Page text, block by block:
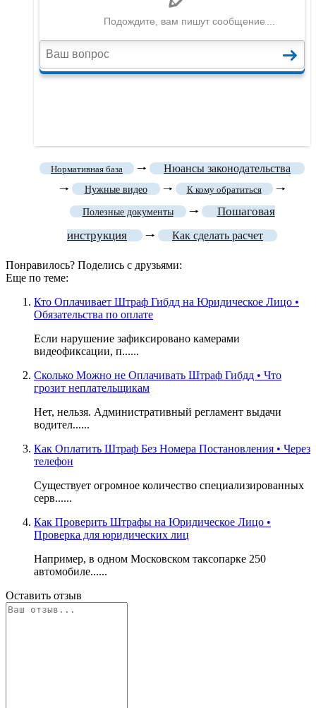
Нормативная база 🠒
Нюансы законодательства
🠒
Нужные видео 🠒 К кому обратиться 🠒
Полезные документы 🠒
Пошаговая
инструкция
🠒 Как сделать расчет
Понравилось? Поделись с друзьями:
Еще по теме:
Кто Оплачивает Штраф Гибдд на Юридическое Лицо •
Обязательства по оплате
Если нарушение зафиксировано камерами
видеофиксации, п......
Сколько Можно не Оплачивать Штраф Гибдд • Что
грозит неплательщикам
Нет, нельзя. Административный регламент выдачи
водител......
Как Оплатить Штраф Без Номера Постановления • Через
телефон
Существует огромное количество специализированных
серв......
Как Проверить Штрафы на Юридическое Лицо •
Проверка для юридических лиц
Например, в одном Московском таксопарке 250
автомобиле......
Оставить отзыв